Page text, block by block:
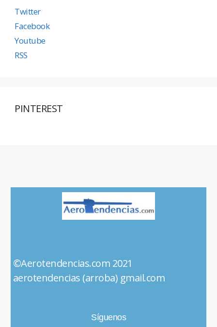
Twitter
Facebook
Youtube
RSS
PINTEREST
©Aerotendencias.com 2021
aerotendencias (arroba) gmail.com
Síguenos